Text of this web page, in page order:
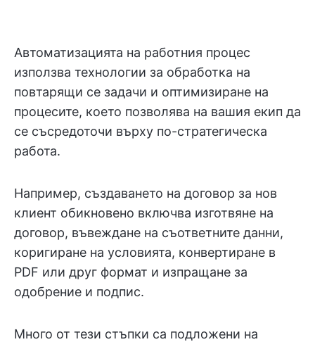
Автоматизацията на работния процес
използва технологии за обработка на
повтарящи се задачи и оптимизиране на
процесите, което позволява на вашия екип да
се съсредоточи върху по-стратегическа
работа.
Например, създаването на договор за нов
клиент обикновено включва изготвяне на
договор, въвеждане на съответните данни,
коригиране на условията, конвертиране в
PDF или друг формат и изпращане за
одобрение и подпис.
Много от тези стъпки са подложени на